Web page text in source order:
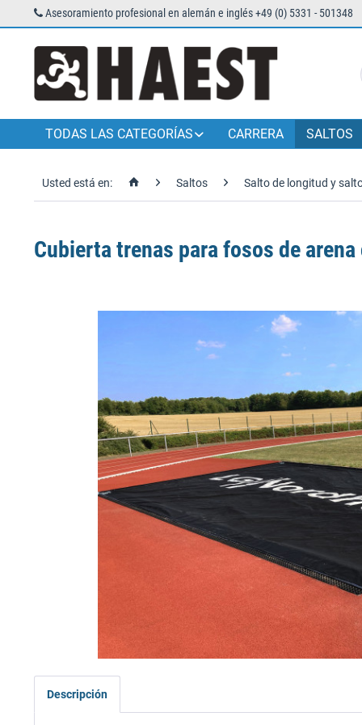
Asesoramiento profesional en alemán e inglés +49 (0) 5331 - 501348
TODAS LAS CATEGORÍAS CARRERA SALTOS
Usted está en: Saltos Salto de longitud y
Cubierta trenas para fosos de
Descripción